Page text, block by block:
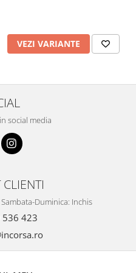
VEZI VARIANTE
social media
Duminica: Inchis
423